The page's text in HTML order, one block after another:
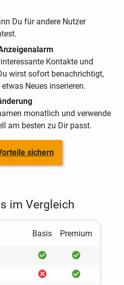
Du für andere Nutzer
Kontakte und
wirst sofort benachrichtigt,
Neues inserieren.
monatlich und verwende
am besten zu Dir passt.
sichern
im Vergleich
Basis Premium
ja ja
nein ja